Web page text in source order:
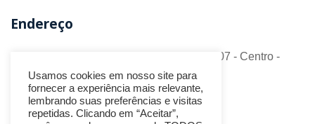
Endereço
R. Barão do Monte Alto nº 70 - Sala 306/307 - Centro -
CEP 36.880-018 - Muriaé/MG
Redes Sociais
Usamos cookies em nosso site para
fornecer a experiência mais relevante,
lembrando suas preferências e visitas
repetidas. Clicando em “Aceitar”,